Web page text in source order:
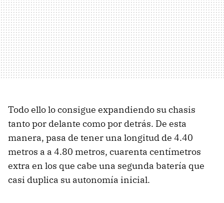
Todo ello lo consigue expandiendo su chasis
tanto por delante como por detrás. De esta
manera, pasa de tener una longitud de 4.40
metros a a 4.80 metros, cuarenta centímetros
extra en los que cabe una segunda batería que
casi duplica su autonomía inicial.